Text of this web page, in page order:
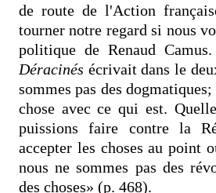
de route de l'Action
tourner notre regard si nous
politique de Renaud
Déracinés écrivait dans le
sommes pas des
chose avec ce qui est.
puissions faire contre la
accepter les choses au point
nous ne sommes pas des
des choses» (p. 468).